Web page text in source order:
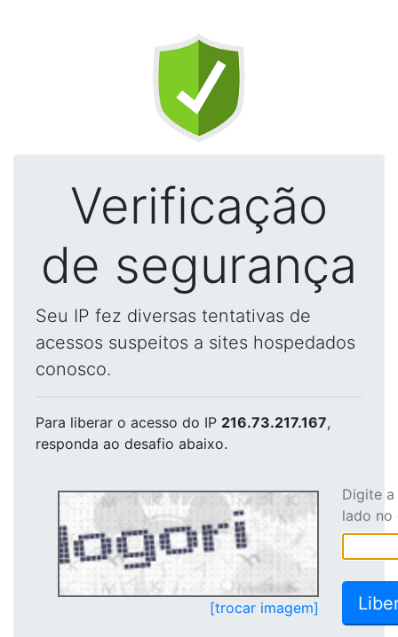
Verificação
de segurança
Seu IP fez diversas tentativas de
acessos suspeitos a sites hospedados
conosco.
Para liberar o acesso do IP 216.73.217.167,
responda ao desafio abaixo.
[trocar imagem]
Digite
lado no